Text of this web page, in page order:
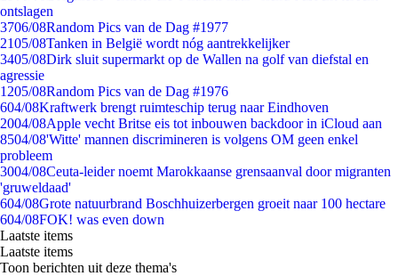
ontslagen
3706/08Random Pics van de Dag #1977
2105/08Tanken in België wordt nóg aantrekkelijker
3405/08Dirk sluit supermarkt op de Wallen na golf van diefstal en
agressie
1205/08Random Pics van de Dag #1976
604/08Kraftwerk brengt ruimteschip terug naar Eindhoven
2004/08Apple vecht Britse eis tot inbouwen backdoor in iCloud aan
8504/08'Witte' mannen discrimineren is volgens OM geen enkel
probleem
3004/08Ceuta-leider noemt Marokkaanse grensaanval door migranten
'gruweldaad'
604/08Grote natuurbrand Boschhuizerbergen groeit naar 100 hectare
604/08FOK! was even down
Laatste items
Laatste items
Toon berichten uit deze thema's